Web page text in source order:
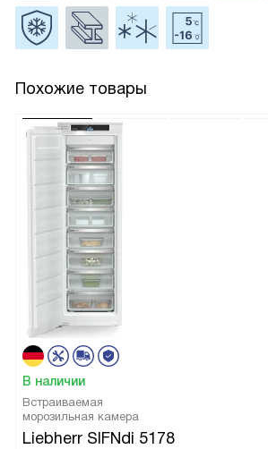
Похожие товары
В наличии
Встраиваемая
морозильная камера
Liebherr SIFNdi 5178